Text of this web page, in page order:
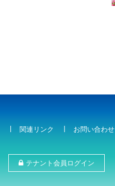
関連リンク お問い合わせ
テナント会員ログイン